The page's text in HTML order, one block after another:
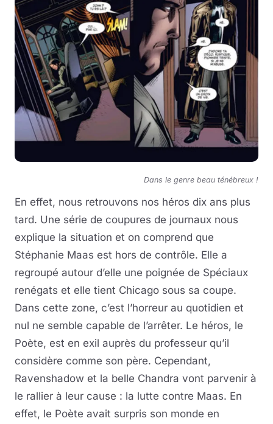
Dans le genre beau ténébreux !
En effet, nous retrouvons nos héros dix ans plus
tard. Une série de coupures de journaux nous
explique la situation et on comprend que
Stéphanie Maas est hors de contrôle. Elle a
regroupé autour d’elle une poignée de Spéciaux
renégats et elle tient Chicago sous sa coupe.
Dans cette zone, c’est l’horreur au quotidien et
nul ne semble capable de l’arrêter. Le héros, le
Poète, est en exil auprès du professeur qu’il
considère comme son père. Cependant,
Ravenshadow et la belle Chandra vont parvenir à
le rallier à leur cause : la lutte contre Maas. En
effet, le Poète avait surpris son monde en